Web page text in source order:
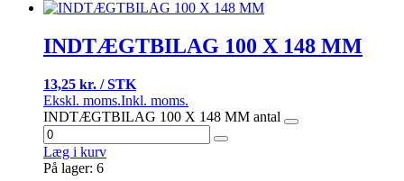
INDTÆGTBILAG 100 X 148 MM
13,25 kr. / STK
Ekskl. moms.Inkl. moms.
INDTÆGTBILAG 100 X 148 MM antal
Læg i kurv
På lager: 6